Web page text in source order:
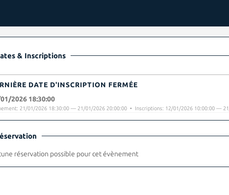
& Inscriptions
DATE D'INSCRIPTION FERMÉE
2026 18:30:00
21/01/2026 18:30:00 — 21/01/2026 20:00:00 • Inscriptions: 12/01/2026 10:00:00 —
réservation possible pour cet évènement